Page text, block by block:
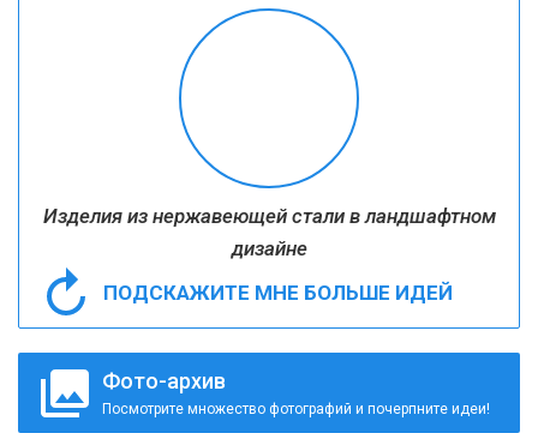
Изделия из нержавеющей стали в ландшафтном
дизайне
ПОДСКАЖИТЕ МНЕ БОЛЬШЕ ИДЕЙ
Фото-архив
Посмотрите множество фотографий и почерпните идеи!